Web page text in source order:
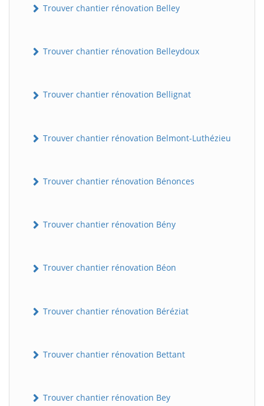
Trouver chantier rénovation Belley
Trouver chantier rénovation Belleydoux
Trouver chantier rénovation Bellignat
Trouver chantier rénovation Belmont-Luthézieu
Trouver chantier rénovation Bénonces
Trouver chantier rénovation Bény
Trouver chantier rénovation Béon
Trouver chantier rénovation Béréziat
Trouver chantier rénovation Bettant
Trouver chantier rénovation Bey